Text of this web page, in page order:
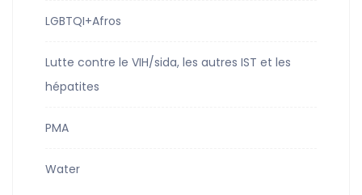
LGBTQI+Afros
Lutte contre le VIH/sida, les autres IST et les
hépatites
PMA
Water